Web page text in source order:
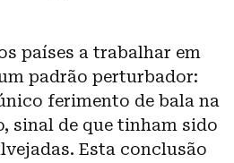
países a trabalhar em
padrão perturbador:
ferimento de bala na
sinal de que tinham sido
Esta conclusão